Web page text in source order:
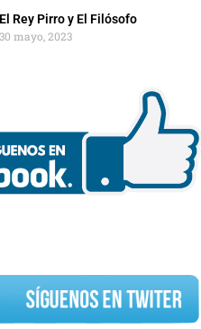
El Rey Pirro y El Filósofo
30 mayo, 2023